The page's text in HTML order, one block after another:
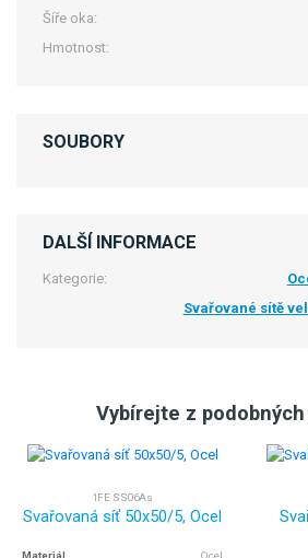
Šíře oka:
Hmotnost:
SOUBORY
DALŠÍ INFORMACE
Kategorie:
Svařované sítě
Vybírejte z
1FE SS06As
Svařovaná síť 50x50/5, Ocel
Materiál
Ocel